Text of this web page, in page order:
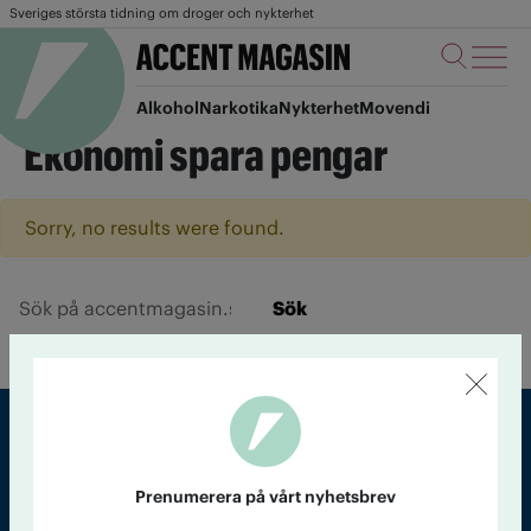
Sveriges största tidning om droger och nykterhet
AlkoholNarkotikaNykterhetMovendi
Ekonomi spara pengar
Sorry, no results were found.
Sök
Prenumerera på vårt nyhetsbrev